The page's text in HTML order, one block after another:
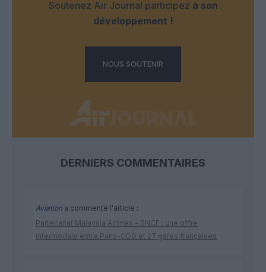
Soutenez Air Journal participez à son
développement !
NOUS SOUTENIR
DERNIERS COMMENTAIRES
Aviation a commenté l'article :
Partenariat Malaysia Airlines – SNCF : une offre
intermodale entre Paris-CDG et 27 gares françaises